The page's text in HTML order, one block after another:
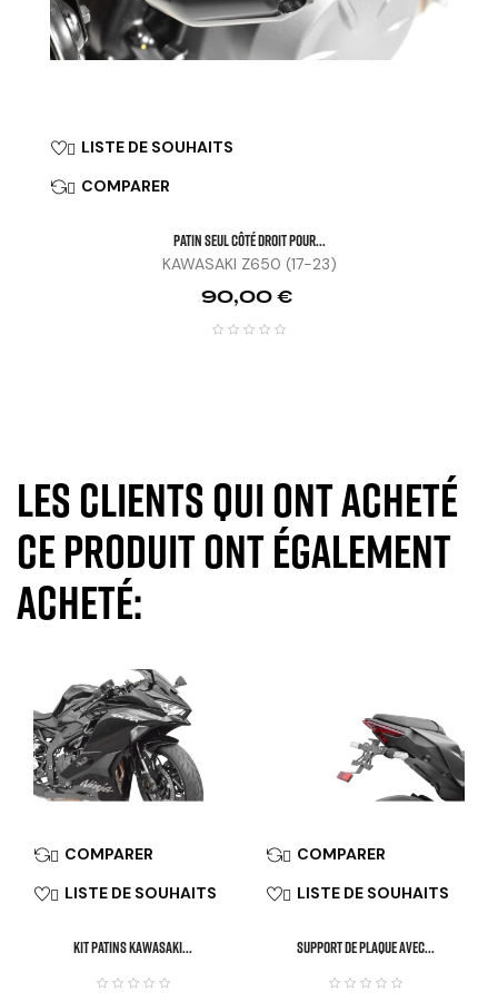
 LISTE DE SOUHAITS
 COMPARER
Patin Seul Côté Droit Pour...
KAWASAKI Z650 (17-23)
Prix
90,00 €
Les clients qui ont acheté
ce produit ont également
acheté:
 COMPARER
 LISTE DE SOUHAITS
KIT PATINS KAWASAKI...
 COMPARER
 LISTE DE SOUHAITS
SUPPORT DE PLAQUE AVEC...